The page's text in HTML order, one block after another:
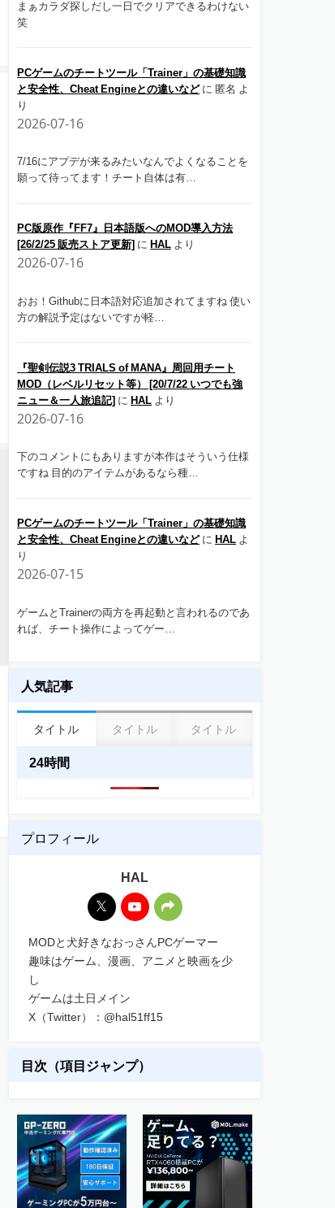
まぁカラダ探しだし一日でクリアできるわけない
笑
PCゲームのチートツール「Trainer」の基礎知識
と安全性、Cheat Engineとの違いなどに 匿名 よ
り
2026-07-16
7/16にアプデが来るみたいなんでよくなることを
願って待ってます！チート自体は有…
PC版原作『FF7』日本語版へのMOD導入方法
[26/2/25 販売ストア更新] に HAL より
2026-07-16
おお！Githubに日本語対応追加されてますね 使い
方の解説予定はないですが軽…
『聖剣伝説3 TRIALS of MANA』周回用チート
MOD（レベルリセット等） [20/7/22 いつでも強
ニュー＆一人旅追記] に HAL より
2026-07-16
下のコメントにもありますが本作はそういう仕様
ですね 目的のアイテムがあるなら種…
PCゲームのチートツール「Trainer」の基礎知識
と安全性、Cheat Engineとの違いなどに HAL よ
り
2026-07-15
ゲームとTrainerの両方を再起動と言われるのであ
れば、チート操作によってゲー…
人気記事
タイトル タイトル タイトル
24時間
プロフィール
HAL
MODと犬好きなおっさんPCゲーマー
趣味はゲーム、漫画、アニメと映画を少
し
ゲームは土日メイン
X（Twitter）：@hal51ff15
目次（項目ジャンプ）